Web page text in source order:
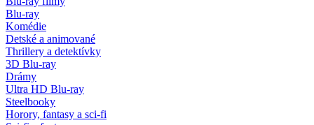
Blu-ray
Komédie
Detské a animované
Thrillery a detektívky
3D Blu-ray
Drámy
Ultra HD Blu-ray
Steelbooky
Horory, fantasy a sci-fi